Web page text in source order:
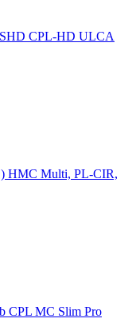
CPL-HD ULCA
HMC Multi, PL-CIR,
CPL MC Slim Pro